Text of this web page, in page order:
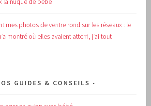
mes photos de ventre rond sur les réseaux : le
montré où elles avaient atterri, j’ai tout
GUIDES & CONSEILS